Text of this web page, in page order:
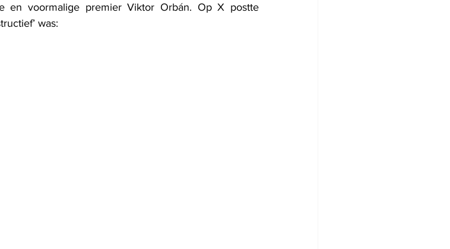
en voormalige premier Viktor Orbán. Op X postte
was: